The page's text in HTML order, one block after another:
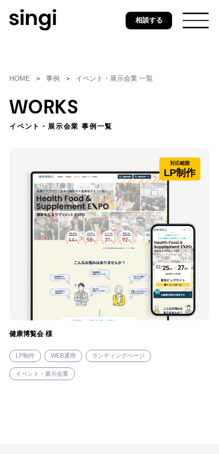
トップ
無料ウェブ診断
事例
シンギについて
資料ダウンロード
プライバシーポリシー
相談する
HOME 事例 イベント・展示会業 一覧
WORKS
イベント・展示会業 事例一覧
対応範囲
LP制作
健康博覧会 様
LP制作 WEB運用 ランディングページ
イベント・展示会業